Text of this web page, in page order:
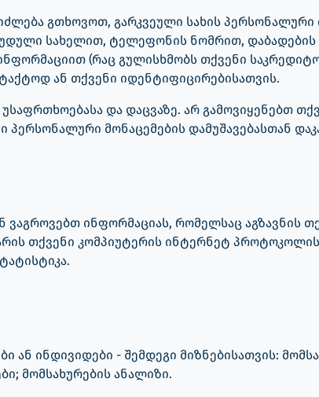
გთხოვოთ, გარკვეული სახის
სახელით, ტელეფონის ნომრით,
(რაც გულისხმობს თქვენი
ან თქვენი იდენტიფიცირებისათვის.
და დაცვაზე. არ გამოვიყენებთ
მონაცემების დამუშავებასთან
ინფორმაციას, რომელსაც აგზავნის
თქვენი კომპიუტერის ინტერნეტ
ან ინდივიდები - შემდეგი მიზნებისათვის:
მომსახურების ანალიზი.